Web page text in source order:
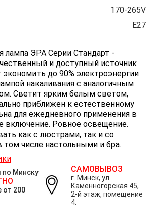
170-265V
Е27
лампа ЭРА Серии Стандарт -
и доступный источник
до 90% электроэнергии
накаливания с аналогичным
Светит ярким белым светом,
приближен к естественному
для ежедневного применения в
включение. Ровное освещение.
как с люстрами, так и со
том числе настольными и бра.
Минску
от 200
САМОВЫВОЗ
г. Минск, ул.
Каменногорская 45,
2-й этаж, помещение
4.